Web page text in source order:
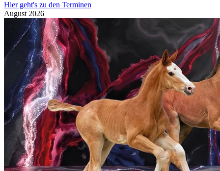
Hier geht's zu den Terminen
August 2026